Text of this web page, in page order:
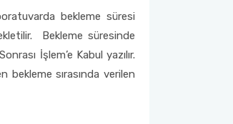
bekleme süresi
Bekleme süresinde
İşlem’e Kabul yazılır.
bekleme sırasında verilen